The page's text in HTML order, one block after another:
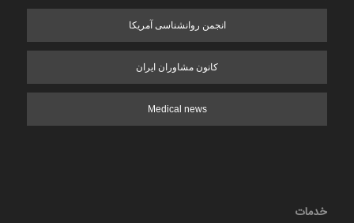
انجمن روانشناسی آمریکا
کانون مشاوران ایران
Medical news
خدمات